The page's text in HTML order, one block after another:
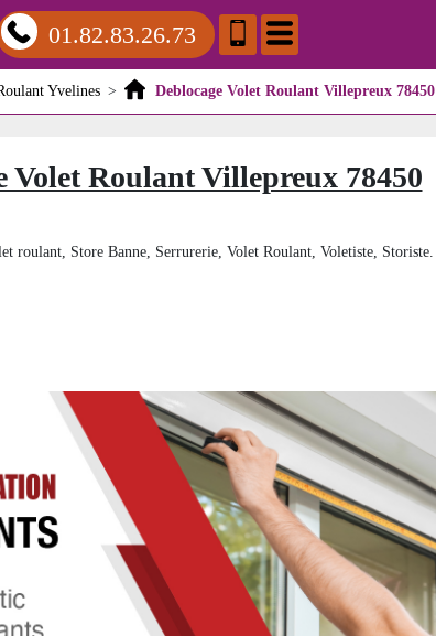
01.82.83.26.73
Yvelines > Deblocage Volet Roulant Villepreux 78450
Volet Roulant Villepreux 78450
roulant, Store Banne, Serrurerie, Volet Roulant, Voletiste, Storiste.